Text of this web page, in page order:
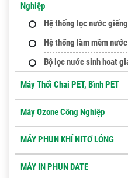
Nghiệp
Hệ thống lọc nước
Hệ thống làm mềm nước
Bộ lọc nước sinh hoat
Máy Thổi Chai PET, Bình PET
Máy Ozone Công Nghiệp
MÁY PHUN KHÍ NITƠ LỎNG
MÁY IN PHUN DATE